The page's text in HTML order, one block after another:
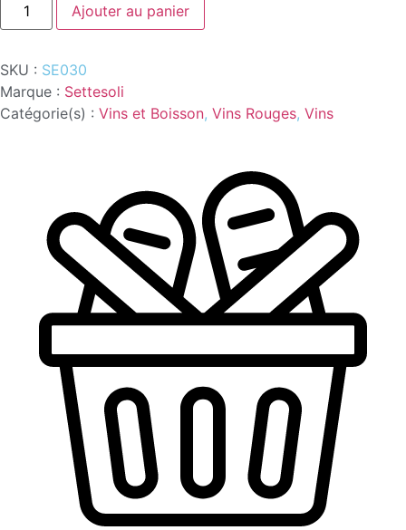
VINO
DOC
SETTESOLI
0.75L
Ajouter au panier
SKU : SE030
Marque : Settesoli
Catégorie(s) : Vins et Boisson, Vins Rouges, Vins